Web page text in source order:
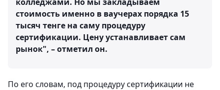
стоимость именно в ваучерах порядка 15
тысяч тенге на саму процедуру
сертификации. Цену устанавливает сам
рынок", – отметил он.
По его словам, под процедуру сертификации не